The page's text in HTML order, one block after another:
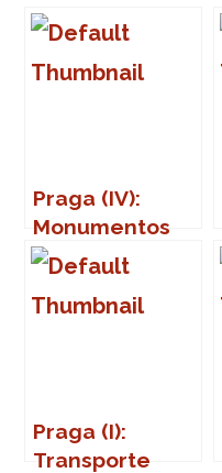
Praga (IV):
Monumentos
(Part Two)
Praga (I):
Transporte